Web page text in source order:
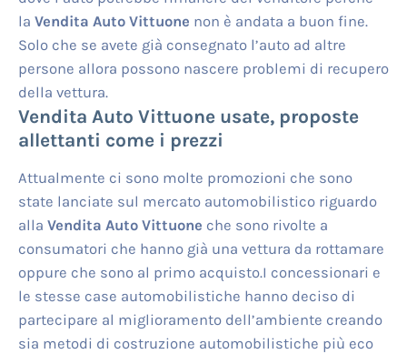
la Vendita Auto Vittuone non è andata a buon fine.
Solo che se avete già consegnato l’auto ad altre
persone allora possono nascere problemi di recupero
della vettura.
Vendita Auto Vittuoneusate, proposte
allettanti come i prezzi
Attualmente ci sono molte promozioni che sono
state lanciate sul mercato automobilistico riguardo
alla Vendita Auto Vittuone che sono rivolte a
consumatori che hanno già una vettura da rottamare
oppure che sono al primo acquisto.I concessionari e
le stesse case automobilistiche hanno deciso di
partecipare al miglioramento dell’ambiente creando
sia metodi di costruzione automobilistiche più eco